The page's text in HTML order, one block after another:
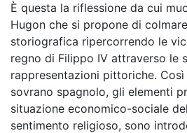
È questa la riflessione da cui
Hugon che si propone di
storiografica ripercorrendo le
regno di Filippo IV attraverso le
rappresentazioni pittoriche.
sovrano spagnolo, gli elementi
situazione economico-sociale
sentimento religioso, sono